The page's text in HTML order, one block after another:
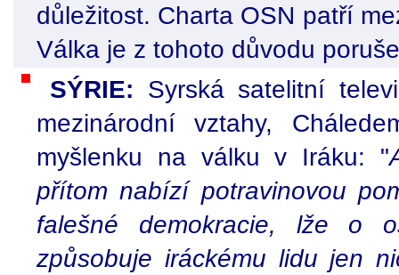
důležitost. Charta OSN patří
Válka je z tohoto důvodu
SÝRIE: Syrská satelitní
mezinárodní vztahy,
myšlenku na válku v Iráku: "
přítom nabízí potravinovou
falešné demokracie, lže o
způsobuje iráckému lidu jen